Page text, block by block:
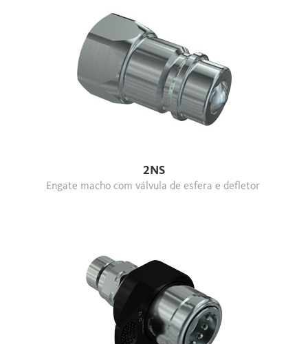
2NS
Engate macho com válvula de esfera e defletor